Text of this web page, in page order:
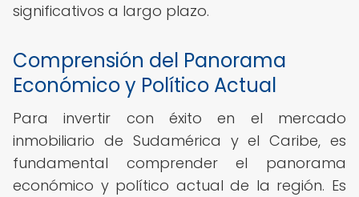
significativos a largo plazo.
Comprensión del Panorama
Económico y Político Actual
Para invertir con éxito en el mercado
inmobiliario de Sudamérica y el Caribe, es
fundamental comprender el panorama
económico y político actual de la región. Es